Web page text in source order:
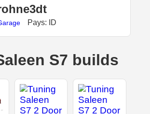
Pays: ID
S7 builds